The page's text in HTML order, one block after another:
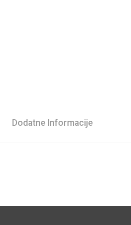
Dodatne Informacije